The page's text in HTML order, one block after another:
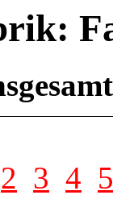
2 3 4 5